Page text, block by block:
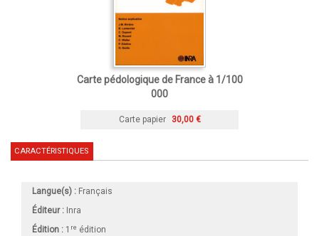
Carte pédologique de France à 1/100
000
Carte papier 30,00 €
CARACTÉRISTIQUES
Langue(s) : Français
Éditeur : Inra
Édition : 1 re édition